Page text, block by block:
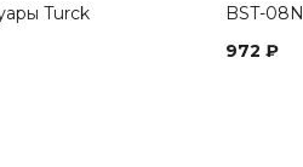
Turck
BST-
972 ₽